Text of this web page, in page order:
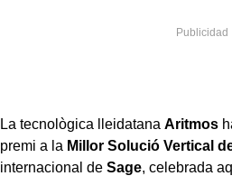
La tecnològica lleidatana Aritmos
premi a la Millor Solució Vertical
internacional de Sage, celebrada